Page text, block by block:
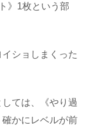
》1枚という部
ショしまくった
ては、《やり過
かにレベルが前